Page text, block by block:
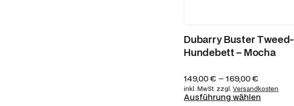
Dubarry Buster Tweed-
Hundebett – Mocha
149,00€ –169,00€
inkl. MwSt. zzgl.Versandkosten
Ausführung wählen